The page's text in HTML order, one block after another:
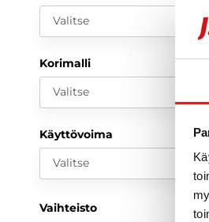
Valitse
Korimalli
Valitse
Käyttövoima
Valitse
Vaihteisto